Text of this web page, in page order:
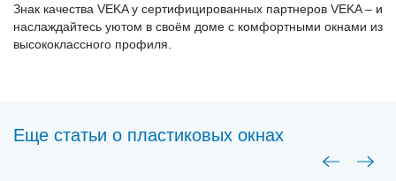
Знак качества VEKA у сертифицированных партнеров VEKA – и
наслаждайтесь уютом в своём доме с комфортными окнами из
высококлассного профиля.
Еще статьи о пластиковых окнах